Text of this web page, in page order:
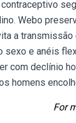
Webo
a
sexo e anéis
com declínio
homens
For